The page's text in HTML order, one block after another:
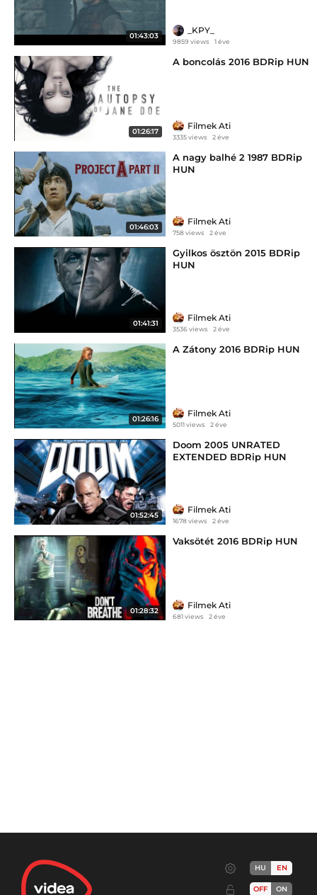
01:43:03
_KPY_
9859 views 1 éve
01:26:17
A boncolás 2016 BDRip HUN
Filmek Ati
3335 views 2 éve
01:46:03
A nagy balhé 2 1987 BDRip
HUN
Filmek Ati
758 views 2 éve
01:41:31
Gyilkos ösztön 2015 BDRip
HUN
Filmek Ati
3536 views 2 éve
01:26:16
A Zátony 2016 BDRip HUN
Filmek Ati
5011 views 2 éve
01:52:45
Doom 2005 UNRATED
EXTENDED BDRip HUN
Filmek Ati
1678 views 2 éve
01:28:32
Vaksötét 2016 BDRip HUN
Filmek Ati
681 views 2 éve
HU EN
OFF ON